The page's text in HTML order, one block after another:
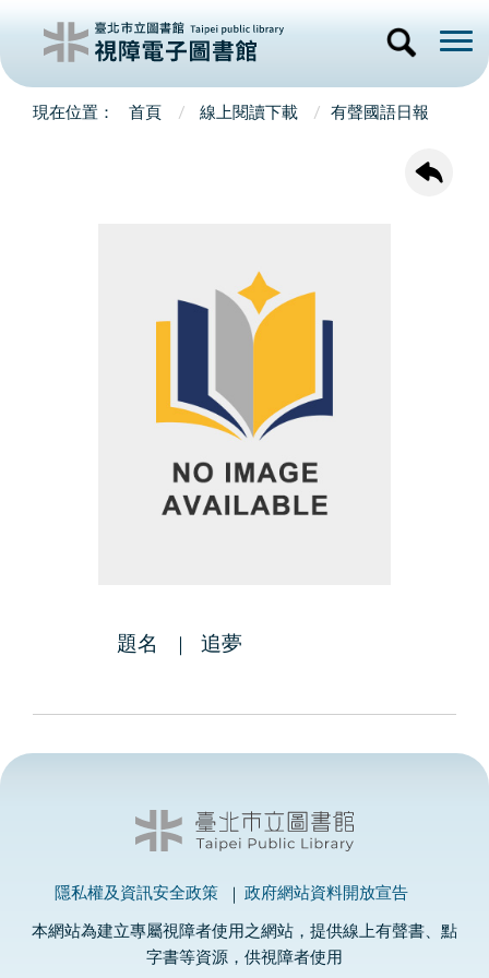
首頁 線上閱讀下載 有聲國語日報
題名 追夢
隱私權及資訊安全政策 政府網站資料開放宣告
本網站為建立專屬視障者使用之網站，提供線上有聲書、點
字書等資源，供視障者使用